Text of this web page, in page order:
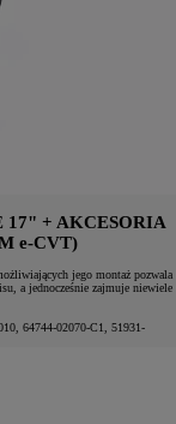
17" + AKCESORIA
e-CVT)
jego montaż pozwala
a jednocześnie zajmuje niewiele
64744-02070-C1, 51931-